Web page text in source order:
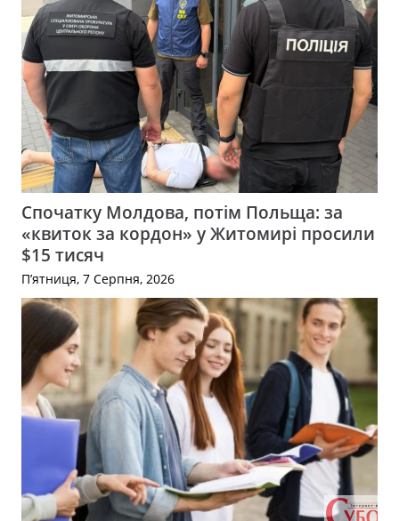
Спочатку Молдова, потім Польща: за
«квиток за кордон» у Житомирі просили
$15 тисяч
П’ятниця, 7 Серпня, 2026